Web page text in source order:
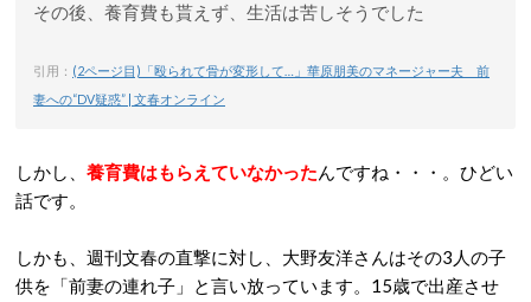
その後、養育費も貰えず、生活は苦しそうでした
引用： (2ページ目)「殴られて骨が変形して…」華原朋美のマネージャー夫 前
妻への“DV疑惑” | 文春オンライン
しかし、 養育費はもらえていなかったんですね・・・。ひどい
話です。
しかも、週刊文春の直撃に対し、大野友洋さんはその3人の子
供を「前妻の連れ子」と言い放っています。15歳で出産させ